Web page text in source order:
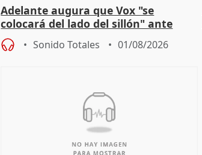
Adelante augura que Vox "se
colocará del lado del sillón" ante
iniciativas de la oposición
Sonido Totales 01/08/2026